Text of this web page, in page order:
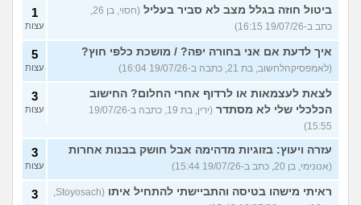
ביטול חוזה בגלל מצב לא סביר בעליל
כתב ב-19/07/26 16:15)
1
עצות
איך לדעת אם אני בחורה יפה? / מושכת כלפי חוץ?
(לאמפסיקהלחשוב, בת 21, כתבה ב-19/07/26 16:04)
5
עצות
לצאת לעצמאות או לרדוף אחרי החלום? החישוב
הכלכלי שלי לא מסתדר
(ירין, בת 19, כתבה ב-19/07/26
15:55)
3
עצות
עזרה ויעוץ: בזוגיות מדהימה אבל חושק בבנות אחרות
(אנונימי, בן 20, כתב ב-19/07/26 15:44)
3
עצות
ראיתי מישהו בטיסה והתביישתי להתחיל איתו 3